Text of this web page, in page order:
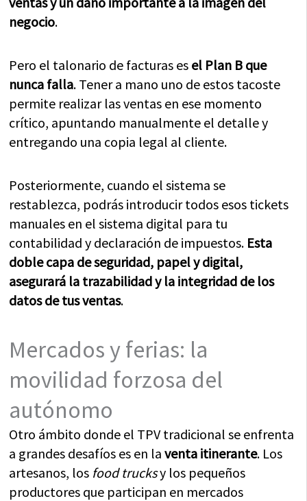
negocio.
Pero el talonario de facturas es el Plan B que
nunca falla. Tener a mano uno de estos tacoste
permite realizar las ventas en ese momento
crítico, apuntando manualmente el detalle y
entregando una copia legal al cliente.
Posteriormente, cuando el sistema se
restablezca, podrás introducir todos esos tickets
manuales en el sistema digital para tu
contabilidad y declaración de impuestos. Esta
doble capa de seguridad, papel y digital,
asegurará la trazabilidad y la integridad de los
datos de tus ventas.
Mercados y ferias: la
movilidad forzosa del
autónomo
Otro ámbito donde el TPV tradicional se enfrenta
a grandes desafíos es en laventa itinerante. Los
artesanos, los food trucksy los pequeños
productores que participan en mercados